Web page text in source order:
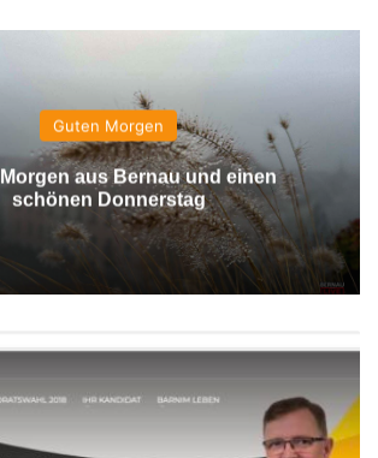
Guten Morgen
aus Bernau und einen
schönen Donnerstag